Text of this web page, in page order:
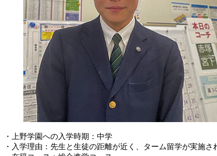
・上野学園への入学時期：中学
・入学理由：先生と生徒の距離が近く、ターム留学が実施さ